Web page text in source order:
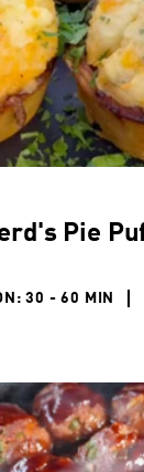
Pie
30 - 60 MIN 30